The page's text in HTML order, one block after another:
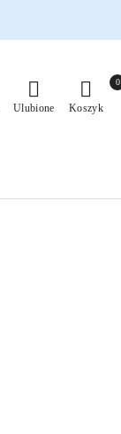
Ulubione Koszyk
0